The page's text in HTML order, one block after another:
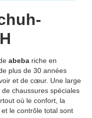
abeba riche en
plus de 30 années
et de cœur. Une large
chaussures spéciales
où le confort, la
le contrôle total sont